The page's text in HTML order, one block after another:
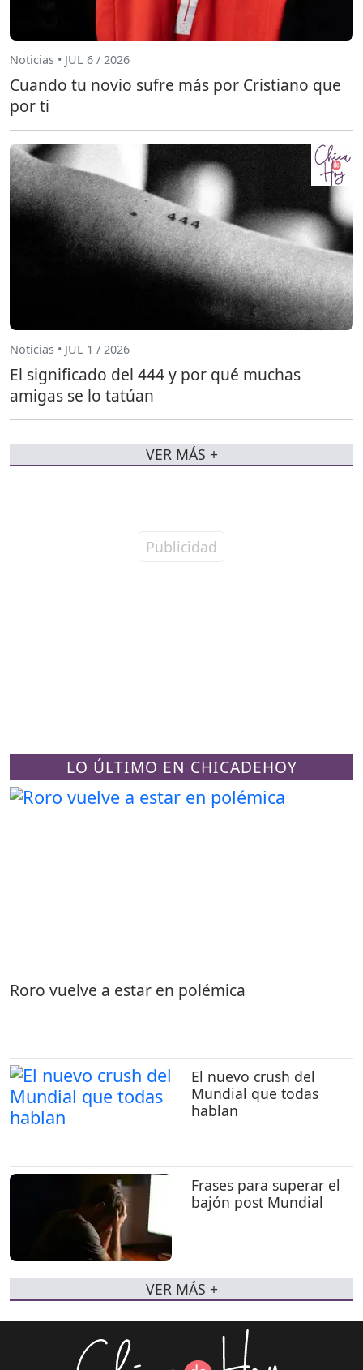
LO ÚLTIMO EN CHICADEHOY
Roro vuelve a estar en polémica
El nuevo crush del
Mundial que todas
hablan
Frases para superar el
bajón post Mundial
VER MÁS +
Noticias • JUL 6 / 2026
Cuando tu novio sufre más por Cristiano que
por ti
Noticias • JUL 1 / 2026
El significado del 444 y por qué muchas
amigas se lo tatúan
VER MÁS +